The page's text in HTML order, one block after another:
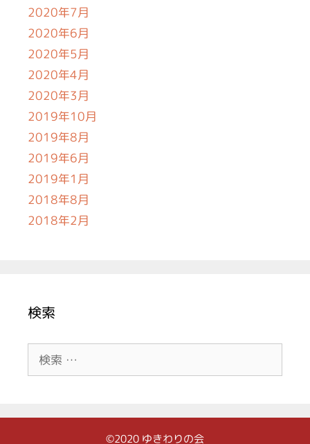
2020年7月
2020年6月
2020年5月
2020年4月
2020年3月
2019年10月
2019年8月
2019年6月
2019年1月
2018年8月
2018年2月
検索
索:
©2020 ゆきわりの会